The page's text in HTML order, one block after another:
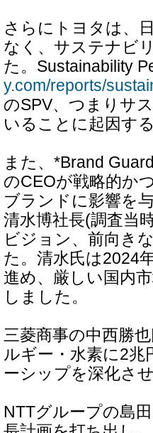
さらにトヨタは、
なく、サステナビ
た。Sustainability
y.com/reports/
のSPV、つまりサ
いることに起因す
また、*Brand
のCEOが戦略的か
ブランドに影響を
清水博社長(調査当
ビジョン、前向き
た。清水氏は2024
進め、厳しい国内
しました。
三菱商事の中西勝
ルギー・水素に2
ーシップを深化さ
NTTグループの島